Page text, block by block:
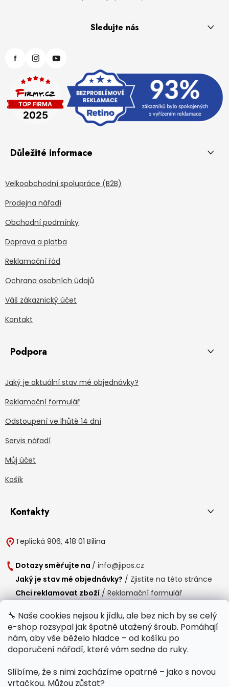
🔧 Naše cookies nejsou k jídlu, ale bez nich by se celý
e-shop rozsypal jak špatně utažený šroub. Pomáhají
nám, aby vše běželo hladce – od košíku po
doporučení nářadí, které vám sedne do ruky.
Slíbíme, že s nimi zacházíme opatrně – jako s novou
vrtačkou. Můžou zůstat?
Sledujte nás
Důležité informace
Velkoobchodní spolupráce (B2B)
Prodejna nářadí
Obchodní podmínky
Doprava a platba
Reklamační řád
Ochrana osobních údajů
Váš zákaznický účet
Kontakt
Podpora
Jaký je aktuální stav mé objednávky?
Reklamační formulář
Odstoupení ve lhůtě 14 dní
Servis nářadí
Můj účet
Košík
Kontakty
Teplická 906, 418 01 Bílina
Dotazy směřujte na / info@jipos.cz
Jaký je stav mé objednávky? / Zjistíte na této stránce
Chci reklamovat zboží / Reklamační formulář
Provozní doba
Po-Čt / 8:00 - 15:00
Polední přestávka /11:00 - 11:30